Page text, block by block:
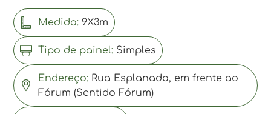
Medida: 9X3m
Tipo de painel: Simples
Endereço: Rua Esplanada, em frente ao
Fórum (Sentido Fórum)